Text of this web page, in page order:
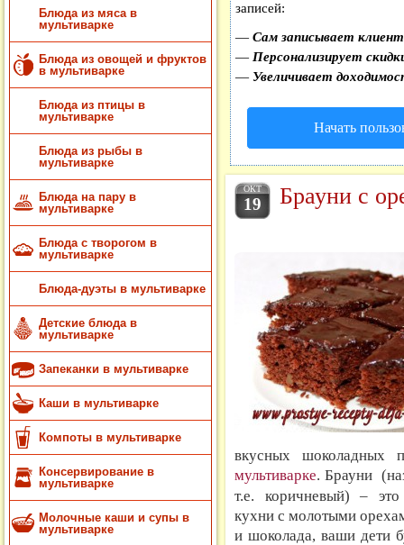
Блюда из мяса в
мультиварке
Блюда из овощей и фруктов
в мультиварке
Блюда из птицы в
мультиварке
Блюда из рыбы в
мультиварке
Блюда на пару в
мультиварке
Блюда с творогом в
мультиварке
Блюда-дуэты в мультиварке
Детские блюда в
мультиварке
Запеканки в мультиварке
Каши в мультиварке
Компоты в мультиварке
Консервирование в
мультиварке
Молочные каши и супы в
мультиварке
записей:
— Сам записывает
— Персонализирует
— Увеличивает
Начать
ОКТ
19 Брауни с
вкусных
мультиварке.Брауни
т.е. коричневый) –
кухни с молотыми
и шоколада, ваши дети